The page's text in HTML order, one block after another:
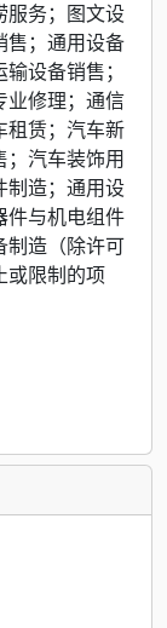
服务；图文设
售；通用设备
设备销售；
业修理；通信
租赁；汽车新
；汽车装饰用
制造；通用设
件与机电组件
制造（除许可
或限制的项